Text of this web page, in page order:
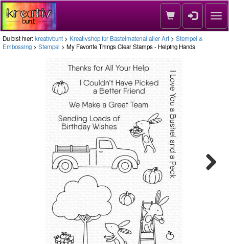
Du bist hier:kreativbunt > Kreativshop für Bastelmaterial aller Art > Stempel &
Embossing > Stempel > My Favorite Things Clear Stamps - Helping Hands